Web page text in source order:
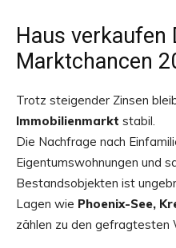
Haus verkaufen
Marktchancen
Trotz steigender Zinsen
Immobilienmarkt stabil.
Die Nachfrage nach
Eigentumswohnungen und
Bestandsobjekten ist
Lagen wie Phoenix-See,
zählen zu den gefragtesten